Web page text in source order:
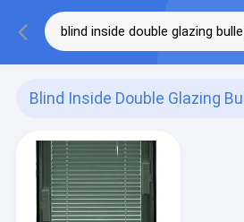
Blind Inside Double Glazing